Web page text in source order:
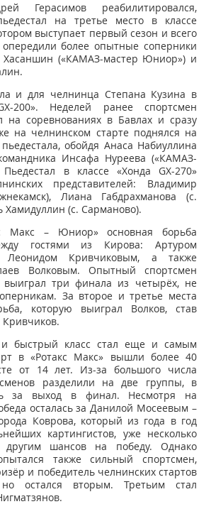
Герасимов реабилитировался,
на третье место в классе
выступает первый сезон и всего
опередили более опытные соперники
(«КАМАЗ-мастер Юниор») и
и для челнинца Степана Кузина в
200». Неделей ранее спортсмен
на соревнованиях в Бавлах и сразу
на челнинском старте поднялся на
обойдя Анаса Набиуллина
Инсафа Нуреева («КАМАЗ-
в классе «Хонда GX-270»
представителей: Владимир
Лиана Габдрахманова (с.
Хамидуллин (с. Сарманово).
Макс – Юниор» основная борьба
гостями из Кирова: Артуром
Кривчиковым, а также
Волковым. Опытный спортсмен
три финала из четырёх, не
За второе и третье места
которую выиграл Волков, став
быстрый класс стал еще и самым
в «Ротакс Макс» вышли более 40
от 14 лет. Из-за большого числа
разделили на две группы, в
за выход в финал. Несмотря на
осталась за Данилой Мосеевым –
Коврова, который из года в год
картингистов, уже несколько
другим шансов на победу. Однако
также сильный спортсмен,
и победитель челнинских стартов
остался вторым. Третьим стал